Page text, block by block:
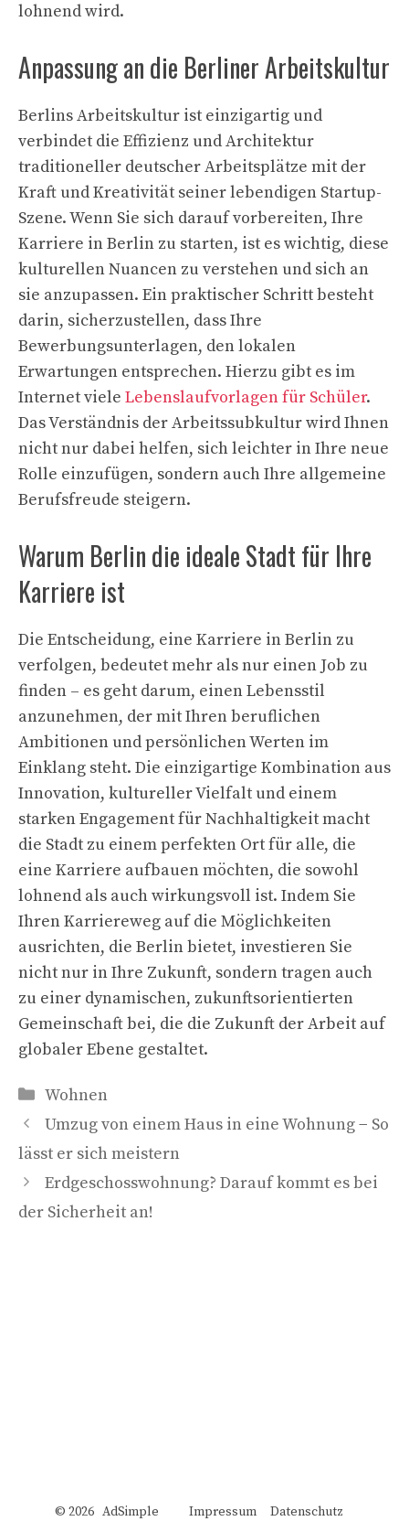
lohnend wird.
Anpassung an die Berliner Arbeitskultur
Berlins Arbeitskultur ist einzigartig und
verbindet die Effizienz und Architektur
traditioneller deutscher Arbeitsplätze mit der
Kraft und Kreativität seiner lebendigen Startup-
Szene. Wenn Sie sich darauf vorbereiten, Ihre
Karriere in Berlin zu starten, ist es wichtig, diese
kulturellen Nuancen zu verstehen und sich an
sie anzupassen. Ein praktischer Schritt besteht
darin, sicherzustellen, dass Ihre
Bewerbungsunterlagen, den lokalen
Erwartungen entsprechen. Hierzu gibt es im
Internet viele Lebenslaufvorlagen für Schüler.
Das Verständnis der Arbeitssubkultur wird Ihnen
nicht nur dabei helfen, sich leichter in Ihre neue
Rolle einzufügen, sondern auch Ihre allgemeine
Berufsfreude steigern.
Warum Berlin die ideale Stadt für Ihre
Karriere ist
Die Entscheidung, eine Karriere in Berlin zu
verfolgen, bedeutet mehr als nur einen Job zu
finden – es geht darum, einen Lebensstil
anzunehmen, der mit Ihren beruflichen
Ambitionen und persönlichen Werten im
Einklang steht. Die einzigartige Kombination aus
Innovation, kultureller Vielfalt und einem
starken Engagement für Nachhaltigkeit macht
die Stadt zu einem perfekten Ort für alle, die
eine Karriere aufbauen möchten, die sowohl
lohnend als auch wirkungsvoll ist. Indem Sie
Ihren Karriereweg auf die Möglichkeiten
ausrichten, die Berlin bietet, investieren Sie
nicht nur in Ihre Zukunft, sondern tragen auch
zu einer dynamischen, zukunftsorientierten
Gemeinschaft bei, die die Zukunft der Arbeit auf
globaler Ebene gestaltet.
Kategorien
Wohnen
Umzug von einem Haus in eine Wohnung − So
lässt er sich meistern
Erdgeschosswohnung? Darauf kommt es bei
der Sicherheit an!
© 2026 AdSimple Impressum Datenschutz